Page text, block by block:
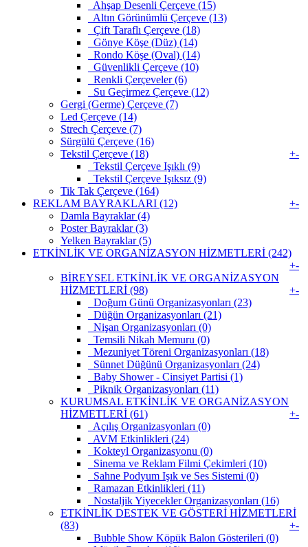
Ahşap Desenli Çerçeve (15)
Altın Görünümlü Çerçeve (13)
Çift Taraflı Çerçeve (18)
Gönye Köşe (Düz) (14)
Rondo Köşe (Oval) (14)
Güvenlikli Çerçeve (10)
Renkli Çerçeveler (6)
Su Geçirmez Çerçeve (12)
Gergi (Germe) Çerçeve (7)
Led Çerçeve (14)
Strech Çerçeve (7)
Sürgülü Çerçeve (16)
Tekstil Çerçeve (18)
+-
Tekstil Çerçeve Işıklı (9)
Tekstil Çerçeve Işıksız (9)
Tik Tak Çerçeve (164)
REKLAM BAYRAKLARI (12)
+-
Damla Bayraklar (4)
Poster Bayraklar (3)
Yelken Bayraklar (5)
ETKİNLİK VE ORGANİZASYON HİZMETLERİ (242)
+-
BİREYSEL ETKİNLİK VE ORGANİZASYON
HİZMETLERİ (98)
+-
Doğum Günü Organizasyonları (23)
Düğün Organizasyonları (21)
Nişan Organizasyonları (0)
Temsili Nikah Memuru (0)
Mezuniyet Töreni Organizasyonları (18)
Sünnet Düğünü Organizasyonları (24)
Baby Shower - Cinsiyet Partisi (1)
Piknik Organizasyonları (11)
KURUMSAL ETKİNLİK VE ORGANİZASYON
HİZMETLERİ (61)
+-
Açılış Organizasyonları (0)
AVM Etkinlikleri (24)
Kokteyl Organizasyonu (0)
Sinema ve Reklam Filmi Çekimleri (10)
Sahne Podyum Işık ve Ses Sistemi (0)
Ramazan Etkinlikleri (11)
Nostaljik Yiyecekler Organizasyonları (16)
ETKİNLİK DESTEK VE GÖSTERİ HİZMETLERİ
(83)
+-
Bubble Show Köpük Balon Gösterileri (0)